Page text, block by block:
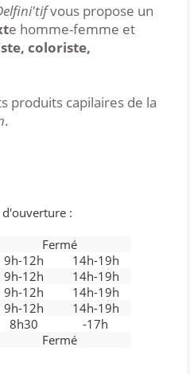
vous propose un
e homme-femme et
coloriste,
produits capilaires de la
.
:
Fermé
9h-12h
14h-19h
9h-12h
14h-19h
9h-12h
14h-19h
9h-12h
14h-19h
8h30
-17h
Fermé